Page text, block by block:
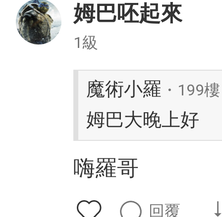
姆巴呸起來
1級
魔術小羅 ・199
姆巴大晚上好
嗨羅哥
回覆